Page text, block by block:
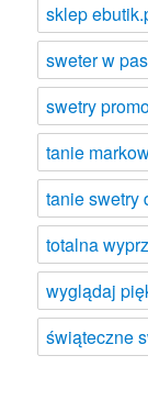
sklep
sweter w
swetry
tanie
tanie swetry
totalna
wyglądaj
świąteczne